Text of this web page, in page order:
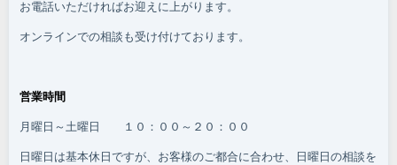
お電話いただければお迎えに上がります。
オンラインでの相談も受け付けております。
営業時間
月曜日～土曜日 １０：００～２０：００
日曜日は基本休日ですが、お客様のご都合に合わせ、日曜日の相談を